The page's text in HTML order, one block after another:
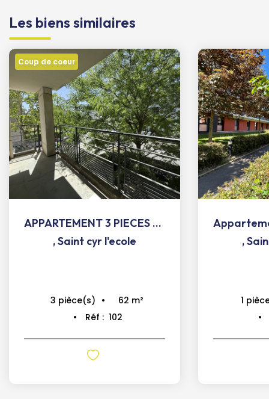
Les biens similaires
Coup de coeur
APPARTEMENT 3 PIECES 61.89 m² + BALCON + PARKING S/SOL
,Saint cyr l'ecole
3 pièce(s) 62 m²
Réf : 102
,
1